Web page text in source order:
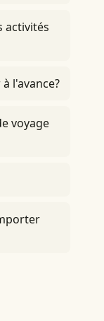
activités
l'avance?
voyage